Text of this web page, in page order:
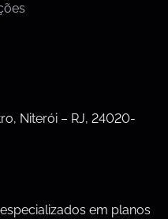
Niterói – RJ, 24020-
em planos